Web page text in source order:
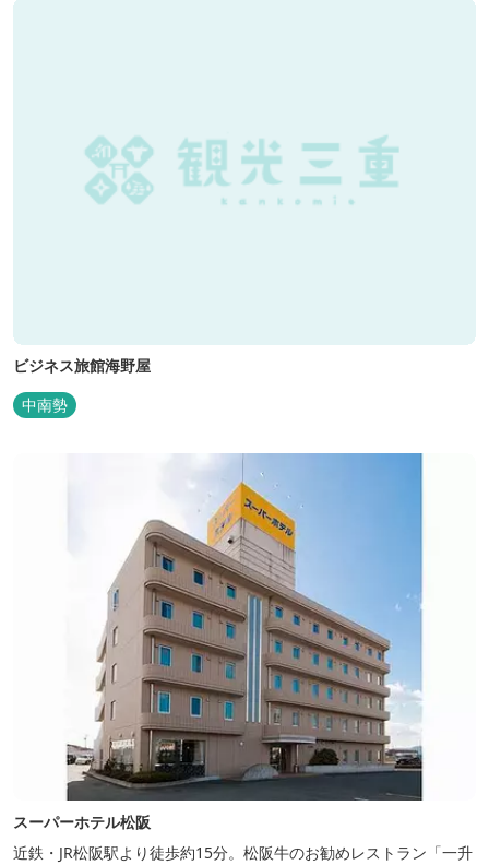
ビジネス旅館海野屋
中南勢
スーパーホテル松阪
近鉄・JR松阪駅より徒歩約15分。松阪牛のお勧めレストラン「一升